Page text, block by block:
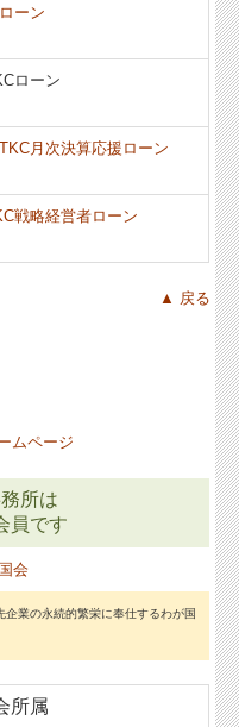
ーン
ローン
月次決算応援ローン
戦略経営者ローン
▲ 戻る
所は
員です
業の永続的繁栄に奉仕するわが国
所属